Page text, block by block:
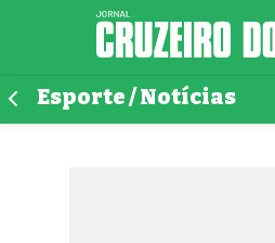
Esporte / Notícias